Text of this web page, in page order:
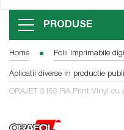
PRODUSE
Home Folii imprimabile
Aplicatii diverse in productie
ORAJET 3165 RA Print Vinyl cu